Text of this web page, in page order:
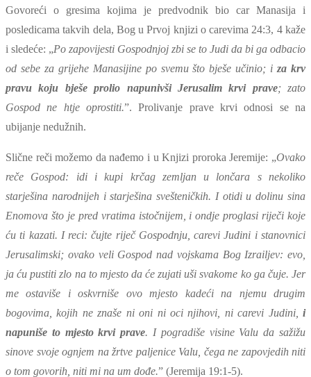
Govoreći o gresima kojima je predvodnik bio car Manasija i
posledicama takvih dela, Bog u Prvoj knjizi o carevima 24:3, 4 kaže
i sledeće: „Po zapovijesti Gospodnjoj zbi se to Judi da bi ga odbacio
od sebe za grijehe Manasijine po svemu što bješe učinio; iza krv
pravu koju bješe prolio napunivši Jerusalim krvi prave; zato
Gospod ne htje oprostiti.”. Prolivanje prave krvi odnosi se na
ubijanje nedužnih.
Slične reči možemo da nađemo i u Knjizi proroka Jeremije: „Ovako
reče Gospod: idi i kupi krčag zemljan u lončara s nekoliko
starješina narodnijeh i starješina svešteničkih. I otidi u dolinu sina
Enomova što je pred vratima istočnijem, i ondje proglasi riječi koje
ću ti kazati. I reci: čujte riječ Gospodnju, carevi Judini i stanovnici
Jerusalimski; ovako veli Gospod nad vojskama Bog Izrailjev: evo,
ja ću pustiti zlo na to mjesto da će zujati uši svakome ko ga čuje. Jer
me ostaviše i oskvrniše ovo mjesto kadeći na njemu drugim
bogovima, kojih ne znaše ni oni ni oci njihovi, ni carevi Judini, i
napuniše to mjesto krvi prave. I pogradiše visine Valu da sažižu
sinove svoje ognjem na žrtve paljenice Valu, čega ne zapovjedih niti
o tom govorih, niti mi na um dođe.” (Jeremija 19:1-5).